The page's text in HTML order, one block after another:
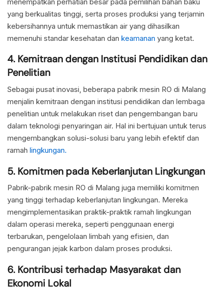
yang berkualitas tinggi, serta proses produksi yang terjamin
kebersihannya untuk memastikan air yang dihasilkan
memenuhi standar kesehatan dan keamanan yang ketat.
4. Kemitraan dengan Institusi Pendidikan dan
Penelitian
Sebagai pusat inovasi, beberapa pabrik mesin RO di Malang
menjalin kemitraan dengan institusi pendidikan dan lembaga
penelitian untuk melakukan riset dan pengembangan baru
dalam teknologi penyaringan air. Hal ini bertujuan untuk terus
mengembangkan solusi-solusi baru yang lebih efektif dan
ramah lingkungan.
5. Komitmen pada Keberlanjutan Lingkungan
Pabrik-pabrik mesin RO di Malang juga memiliki komitmen
yang tinggi terhadap keberlanjutan lingkungan. Mereka
mengimplementasikan praktik-praktik ramah lingkungan
dalam operasi mereka, seperti penggunaan energi
terbarukan, pengelolaan limbah yang efisien, dan
pengurangan jejak karbon dalam proses produksi.
6. Kontribusi terhadap Masyarakat dan
Ekonomi Lokal